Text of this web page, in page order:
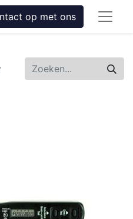
op met ons